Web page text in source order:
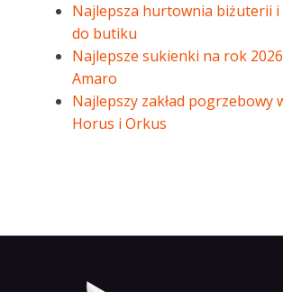
Najlepsza hurtownia biżuterii
do butiku
Najlepsze sukienki na rok
Amaro
Najlepszy zakład pogrzebowy
Horus i Orkus